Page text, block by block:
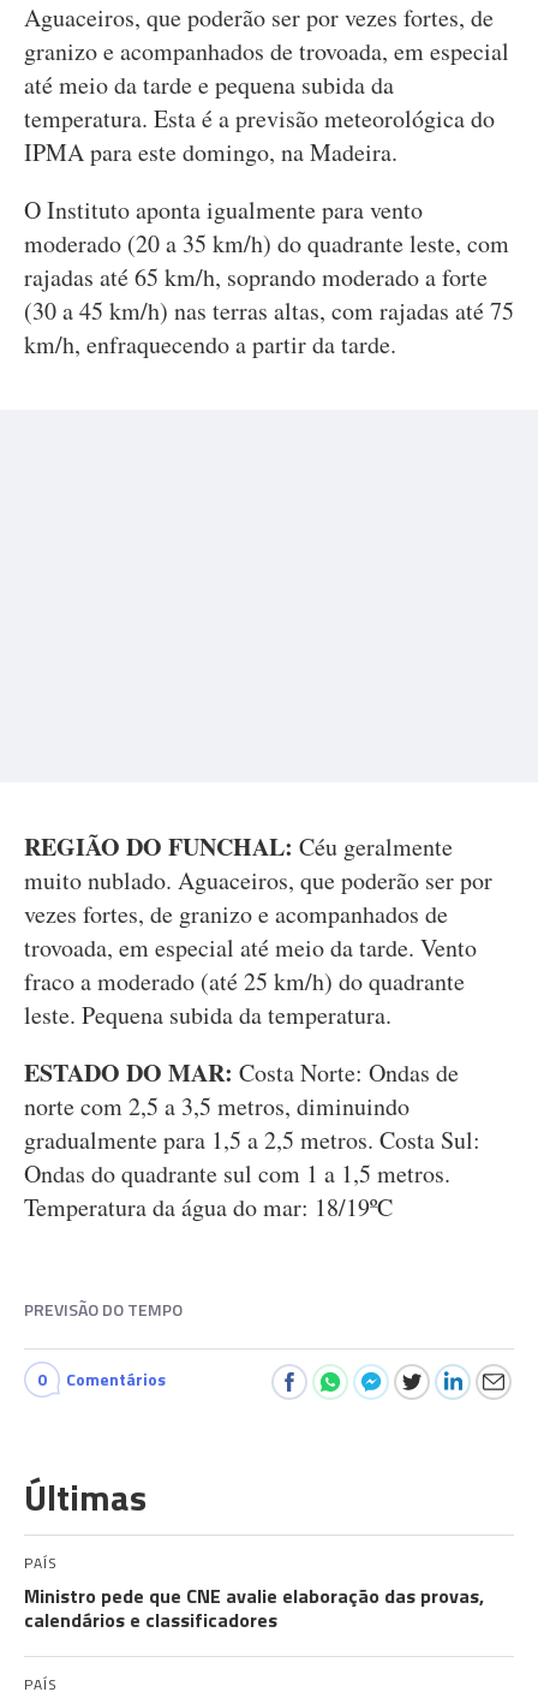
Aguaceiros, que poderão ser por vezes fortes, de
granizo e acompanhados de trovoada, em especial
até meio da tarde e pequena subida da
temperatura. Esta é a previsão meteorológica do
IPMA para este domingo, na Madeira.
O Instituto aponta igualmente para vento
moderado (20 a 35 km/h) do quadrante leste, com
rajadas até 65 km/h, soprando moderado a forte
(30 a 45 km/h) nas terras altas, com rajadas até 75
km/h, enfraquecendo a partir da tarde.
REGIÃO DO FUNCHAL: Céu geralmente
muito nublado. Aguaceiros, que poderão ser por
vezes fortes, de granizo e acompanhados de
trovoada, em especial até meio da tarde. Vento
fraco a moderado (até 25 km/h) do quadrante
leste. Pequena subida da temperatura.
ESTADO DO MAR: Costa Norte: Ondas de
norte com 2,5 a 3,5 metros, diminuindo
gradualmente para 1,5 a 2,5 metros. Costa Sul:
Ondas do quadrante sul com 1 a 1,5 metros.
Temperatura da água do mar: 18/19ºC
PREVISÃO DO TEMPO
0 Comentários
Últimas
PAÍS
Ministro pede que CNE avalie elaboração das provas,
calendários e classificadores
PAÍS